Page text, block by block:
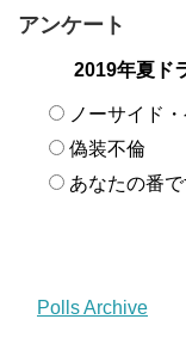
アンケート
2019年夏ド
ノーサイド
偽装不倫
あなたの番で
Polls Archive